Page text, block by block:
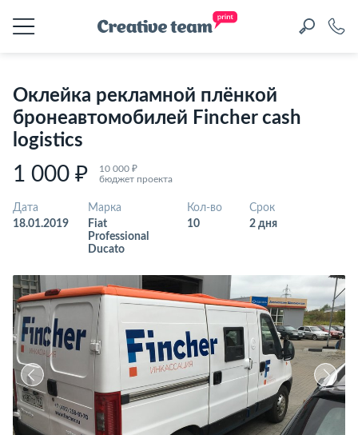
Оклейка рекламной плёнкой
бронеавтомобилей Fincher cash
logistics
1 000 ₽
10 000 ₽
бюджет проекта
Дата
18.01.2019
Марка
Fiat
Professional
Ducato
Кол-во
10
Срок
2 дня